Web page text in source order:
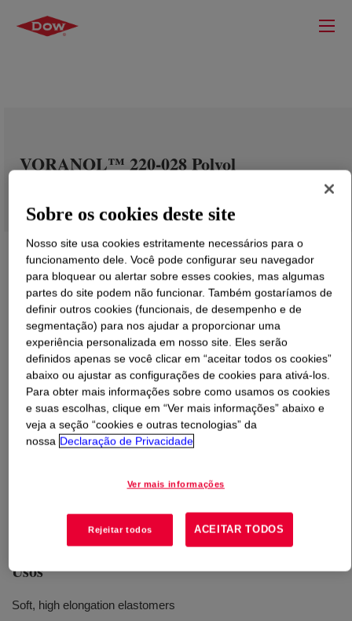
VORANOL™ 220-028 Polyol
O que éVORANOL™ 220-028 Polyol?
Um poliéter diol com peso molcular nominal de 4000 e
reatividade média a baixa. Algumas de suas aplicações
revestimentos, adesivos, selantes, aglutinantes e
Usos
Soft, high elongation elastomers
Sobre os cookies deste site
Nosso site usa cookies estritamente necessários para o
funcionamento dele. Você pode configurar seu navegador
para bloquear ou alertar sobre esses cookies, mas algumas
partes do site podem não funcionar. Também gostaríamos de
definir outros cookies (funcionais, de desempenho e de
segmentação) para nos ajudar a proporcionar uma
experiência personalizada em nosso site. Eles serão
definidos apenas se você clicar em “aceitar todos os cookies”
abaixo ou ajustar as configurações de cookies para ativá-los.
Para obter mais informações sobre como usamos os cookies
e suas escolhas, clique em “Ver mais informações” abaixo e
veja a seção “cookies e outras tecnologias” da
nossa Declaração de Privacidade
Ver mais informações
Rejeitar todos ACEITAR TODOS